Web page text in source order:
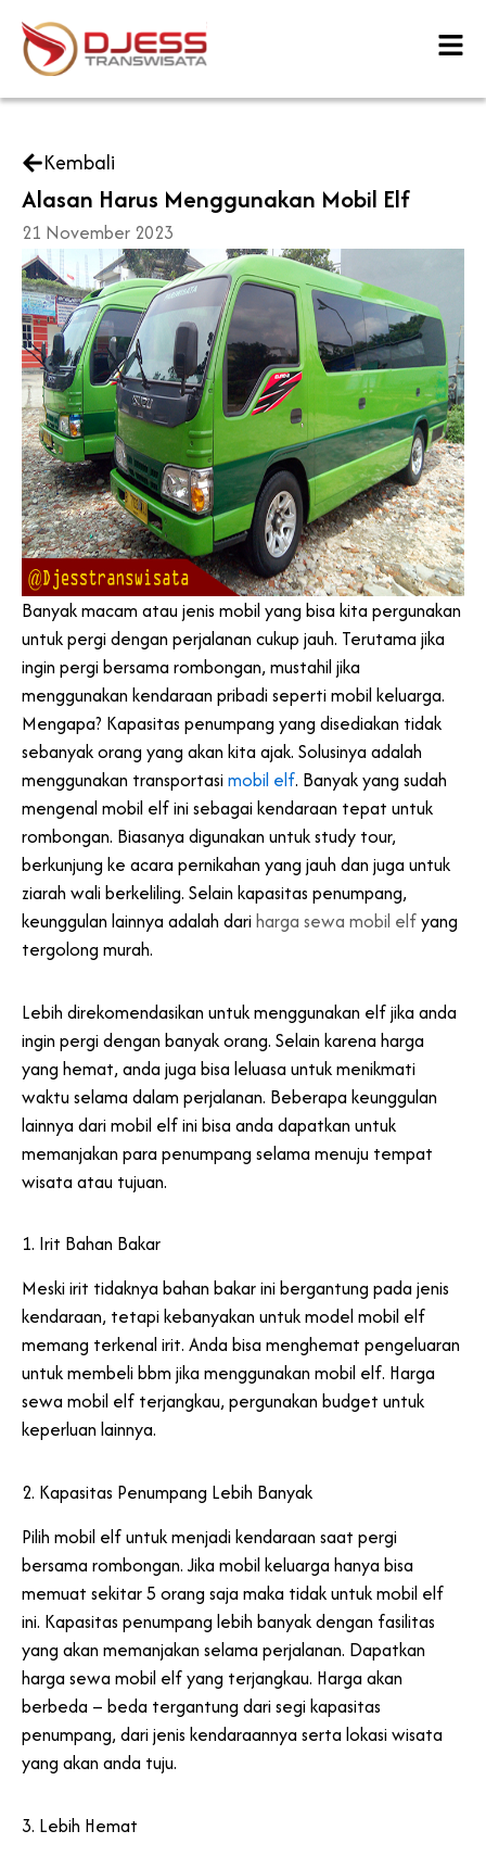
content
Kembali
Alasan Harus Menggunakan Mobil Elf
21 November 2023
Banyak macam atau jenis mobil yang bisa kita pergunakan
untuk pergi dengan perjalanan cukup jauh. Terutama jika
ingin pergi bersama rombongan, mustahil jika
menggunakan kendaraan pribadi seperti mobil keluarga.
Mengapa? Kapasitas penumpang yang disediakan tidak
sebanyak orang yang akan kita ajak. Solusinya adalah
menggunakan transportasi mobil elf. Banyak yang sudah
mengenal mobil elf ini sebagai kendaraan tepat untuk
rombongan. Biasanya digunakan untuk study tour,
berkunjung ke acara pernikahan yang jauh dan juga untuk
ziarah wali berkeliling. Selain kapasitas penumpang,
keunggulan lainnya adalah dari harga sewa mobil elfyang
tergolong murah.
Lebih direkomendasikan untuk menggunakan elf jika anda
ingin pergi dengan banyak orang. Selain karena harga
yang hemat, anda juga bisa leluasa untuk menikmati
waktu selama dalam perjalanan. Beberapa keunggulan
lainnya dari mobil elf ini bisa anda dapatkan untuk
memanjakan para penumpang selama menuju tempat
wisata atau tujuan.
1. Irit Bahan Bakar
Meski irit tidaknya bahan bakar ini bergantung pada jenis
kendaraan, tetapi kebanyakan untuk model mobil elf
memang terkenal irit. Anda bisa menghemat pengeluaran
untuk membeli bbm jika menggunakan mobil elf. Harga
sewa mobil elf terjangkau, pergunakan budget untuk
keperluan lainnya.
2. Kapasitas Penumpang Lebih Banyak
Pilih mobil elf untuk menjadi kendaraan saat pergi
bersama rombongan. Jika mobil keluarga hanya bisa
memuat sekitar 5 orang saja maka tidak untuk mobil elf
ini. Kapasitas penumpang lebih banyak dengan fasilitas
yang akan memanjakan selama perjalanan. Dapatkan
harga sewa mobil elf yang terjangkau. Harga akan
berbeda – beda tergantung dari segi kapasitas
penumpang, dari jenis kendaraannya serta lokasi wisata
yang akan anda tuju.
3. Lebih Hemat